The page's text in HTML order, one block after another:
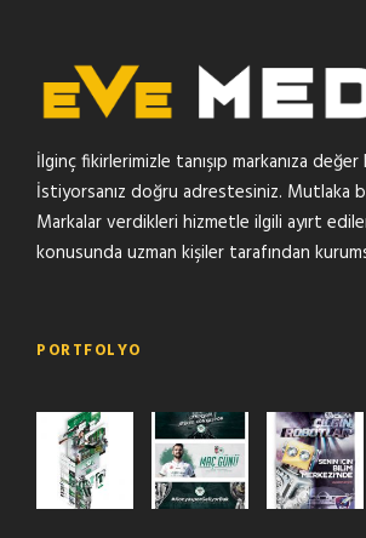
İlginç fikirlerimizle tanışıp markanıza
İstiyorsanız doğru adrestesiniz. Mutlaka
Markalar verdikleri hizmetle ilgili ayırt
konusunda uzman kişiler tarafından
PORTFOLYO